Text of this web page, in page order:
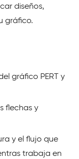
diseños,
gráfico.
gráfico PERT y
flechas y
y el flujo que
trabaja en